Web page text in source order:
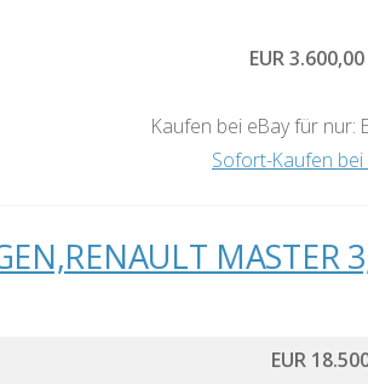
EUR 3.600,00
Kaufen bei eBay für nur:
Sofort-Kaufen bei
MASTER
EUR